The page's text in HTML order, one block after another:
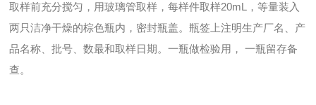
取样前充分搅匀，用玻璃管取样，每样件取样20mL，等量装入
两只洁净干燥的棕色瓶内，密封瓶盖。瓶签上注明生产厂名、产
品名称、批号、数最和取样日期。一瓶做检验用， 一瓶留存备
查。